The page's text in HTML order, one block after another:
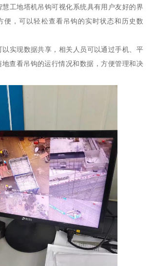
慧工地塔机吊钩可视化系统具有用户友好的界
便，可以轻松查看吊钩的实时状态和历史数
以实现数据共享，相关人员可以通过手机、平
查看吊钩的运行情况和数据，方便管理和决